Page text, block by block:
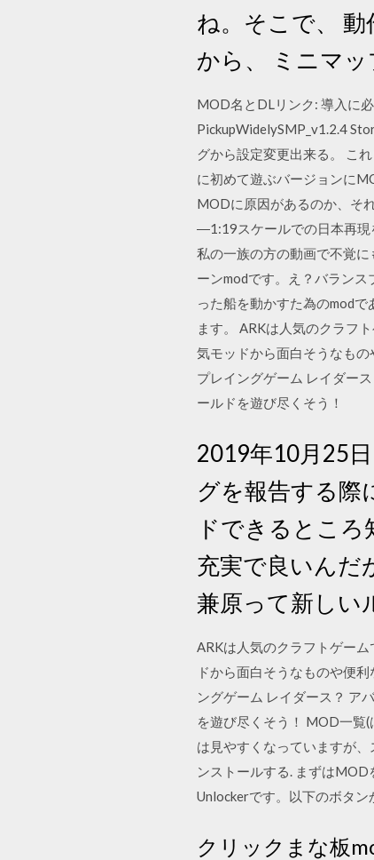
ね。そこで、
から、 ミニマッ
MOD名とDLリンク: 導入に
PickupWidelySMP_v1.2.4
グから設定変更出来る。 こ
に初めて遊ぶバージョンに
MODに原因があるのか、そ
―1:19スケールでの日本再現
私の一族の方の動画で不覚
ーンmodです。え？バラン
った船を動かすた為のmod
ます。 ARKは人気のクラフ
気モッドから面白そうなも
プレイングゲーム レイダー
ールドを遊び尽くそう！
2019年10月25
グを報告する際
ドできるとこ
充実で良いんだ
兼原って新しい
ARKは人気のクラフトゲー
ドから面白そうなものや便
ングゲーム レイダース？ ア
を遊び尽くそう！ MOD一覧
は見やすくなっていますが
ンストールする. まずは
Unlockerです。以下のボタン
クリックまな板